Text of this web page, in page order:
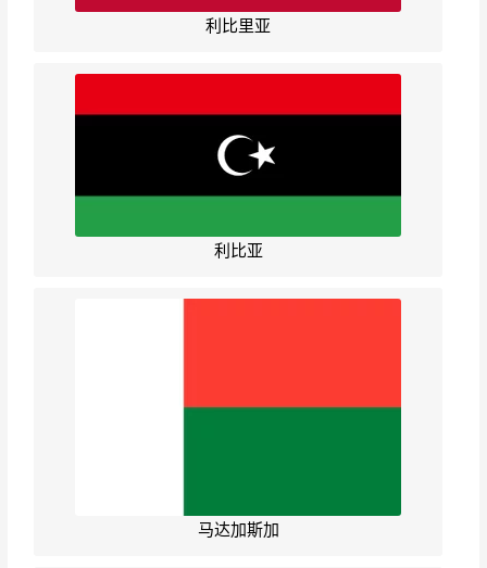
利比里亚
利比亚
马达加斯加